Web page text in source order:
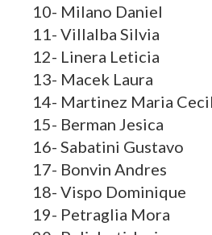
10- Milano Daniel
11- Villalba Silvia
12- Linera Leticia
13- Macek Laura
14- Martinez Maria
15- Berman Jesica
16- Sabatini Gustavo
17- Bonvin Andres
18- Vispo Dominique
19- Petraglia Mora